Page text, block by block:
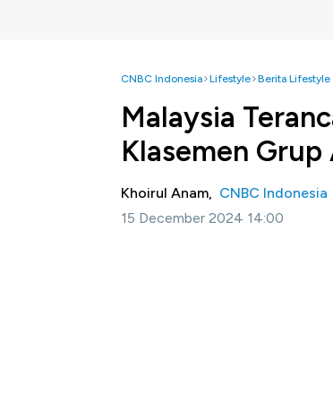
CNBC Indonesia Lifestyle Berita Lifestyle
Malaysia
Klasemen Grup
Khoirul Anam, CNBC Indonesia
15 December 2024 14:00